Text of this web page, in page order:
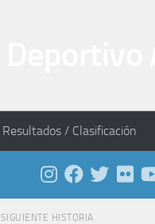
Resultados / Clasificación
SIGUIENTE HISTORIA